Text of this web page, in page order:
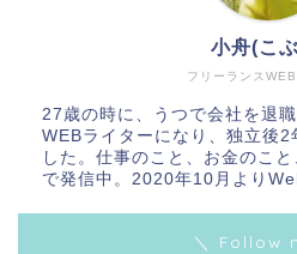
フリーランス
小舟(こ
27歳の時に、うつで会社を退
WEBライターになり、独立後
した。仕事のこと、お金のこ
で発信中。2020年10月より
＼ Follow